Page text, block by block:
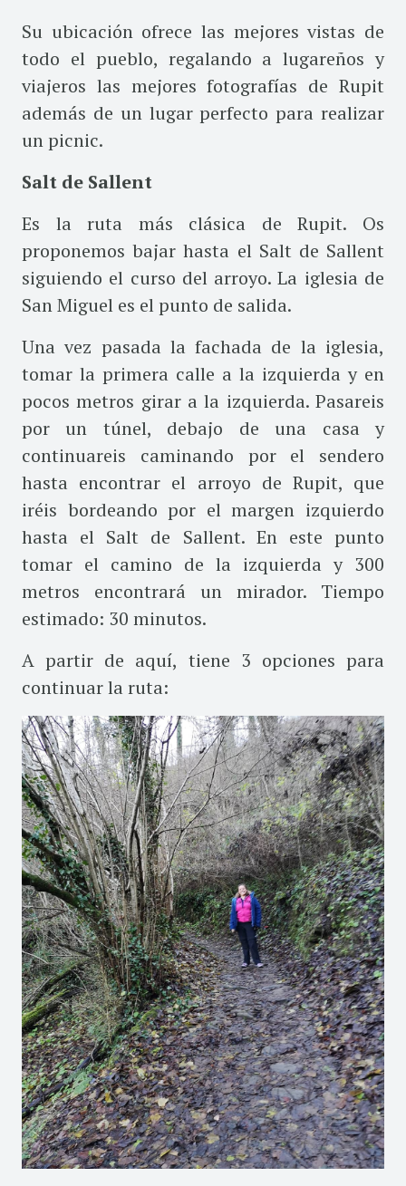
Su ubicación ofrece las mejores vistas de
todo el pueblo, regalando a lugareños y
viajeros las mejores fotografías de Rupit
además de un lugar perfecto para realizar
un picnic.
Salt de Sallent
Es la ruta más clásica de Rupit. Os
proponemos bajar hasta el Salt de Sallent
siguiendo el curso del arroyo. La iglesia de
San Miguel es el punto de salida.
Una vez pasada la fachada de la iglesia,
tomar la primera calle a la izquierda y en
pocos metros girar a la izquierda. Pasareis
por un túnel, debajo de una casa y
continuareis caminando por el sendero
hasta encontrar el arroyo de Rupit, que
iréis bordeando por el margen izquierdo
hasta el Salt de Sallent. En este punto
tomar el camino de la izquierda y 300
metros encontrará un mirador. Tiempo
estimado: 30 minutos.
A partir de aquí, tiene 3 opciones para
continuar la ruta: